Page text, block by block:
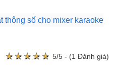
thông số cho mixer karaoke
★ ★ ★ ★ ★
★ ★ ★ ★ ★ 5/5 - (1 Đánh giá)